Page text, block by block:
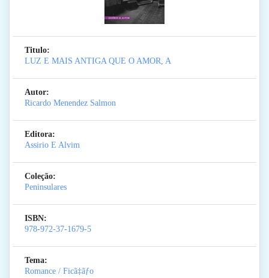
Titulo:
LUZ E MAIS ANTIGA QUE O AMOR, A
Autor:
Ricardo Menendez Salmon
Editora:
Assirio E Alvim
Coleção:
Peninsulares
ISBN:
978-972-37-1679-5
Tema:
Romance / Ficã‡ãƒo